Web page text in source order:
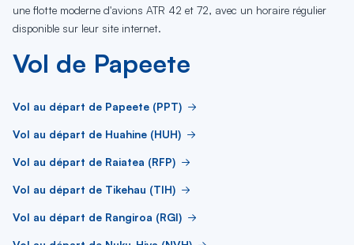
une flotte moderne d'avions ATR 42 et 72, avec un horaire régulier
disponible sur leur site internet.
Vol de Papeete
Vol au départ de Papeete (PPT)
Vol au départ de Huahine (HUH)
Vol au départ de Raiatea (RFP)
Vol au départ de Tikehau (TIH)
Vol au départ de Rangiroa (RGI)